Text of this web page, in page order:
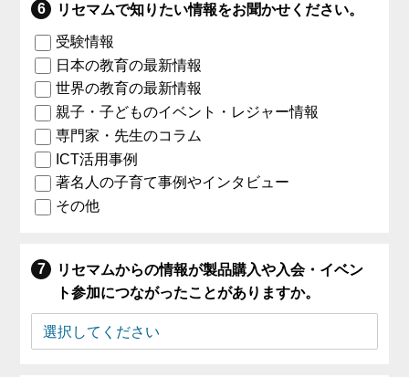
リセマムで知りたい情報をお聞かせください。
受験情報
日本の教育の最新情報
世界の教育の最新情報
親子・子どものイベント・レジャー情報
専門家・先生のコラム
ICT活用事例
著名人の子育て事例やインタビュー
その他
リセマムからの情報が製品購入や入会・イベン
ト参加につながったことがありますか。